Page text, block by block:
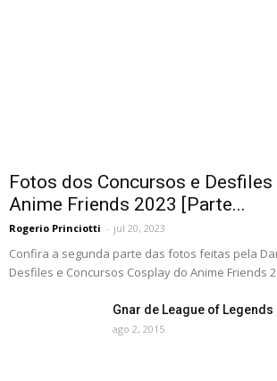
Fotos dos Concursos e Desfiles
Anime Friends 2023 [Parte...
Rogerio Princiotti - jul 20, 2023
Confira a segunda parte das fotos feitas pela
Desfiles e Concursos Cosplay do Anime Friends
Gnar de League of Legends
ago 2, 2015